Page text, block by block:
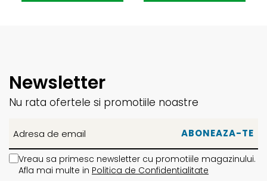
Newsletter
Nu rata ofertele si promotiile noastre
Vreau sa primesc newsletter cu promotiile magazinului.
Afla mai multe in Politica de Confidentialitate